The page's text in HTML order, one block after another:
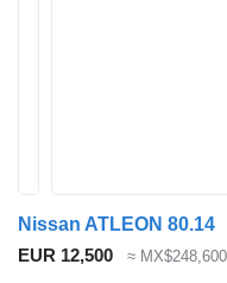
Nissan ATLEON 80.14
EUR 12,500
≈ MX$248,600